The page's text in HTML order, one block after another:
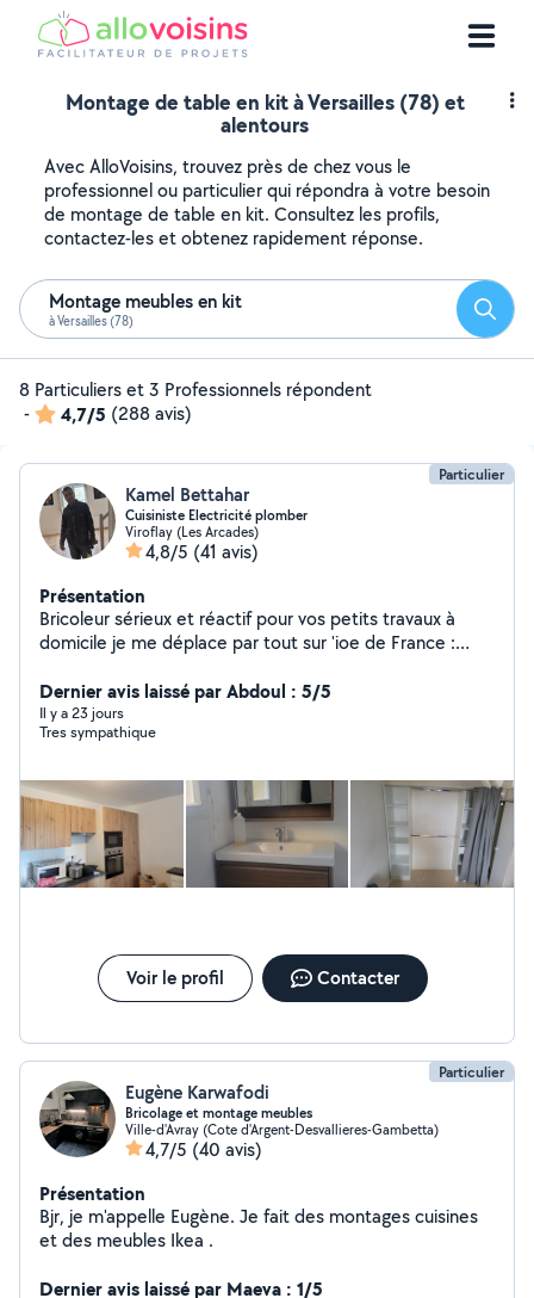
Montage de table en kit à Versailles (78) et
alentours
Avec AlloVoisins, trouvez près de chez vous le
professionnel ou particulier qui répondra à votre besoin
de montage de table en kit. Consultez les profils,
contactez-les et obtenez rapidement réponse.
Montage meubles en kit
à Versailles (78)
8 Particuliers et 3 Professionnels répondent
-
4,7/5 (288 avis)
Particulier
Kamel Bettahar
Cuisiniste Electricité plomber
Viroflay (Les Arcades)
4,8/5 (41 avis)
Présentation
Bricoleur sérieux et réactif pour vos petits travaux à
domicile je me déplace par tout sur 'ioe de France :
luminaires, Réparations plomberie et électricité.
Nettoyage de terrasse, Garage Balcon et organisation
et optimisation et création des espaces du rangement
Dernier avis laissé par Abdoul : 5/5
Il y a 23 jours
Tres sympathique
Voir le profil Contacter
Particulier
Eugène Karwafodi
Bricolage et montage meubles
Ville-d'Avray (Cote d'Argent-Desvallieres-Gambetta)
4,7/5 (40 avis)
Présentation
Bjr, je m'appelle Eugène. Je fait des montages cuisines
et des meubles Ikea .
Dernier avis laissé par Maeva : 1/5